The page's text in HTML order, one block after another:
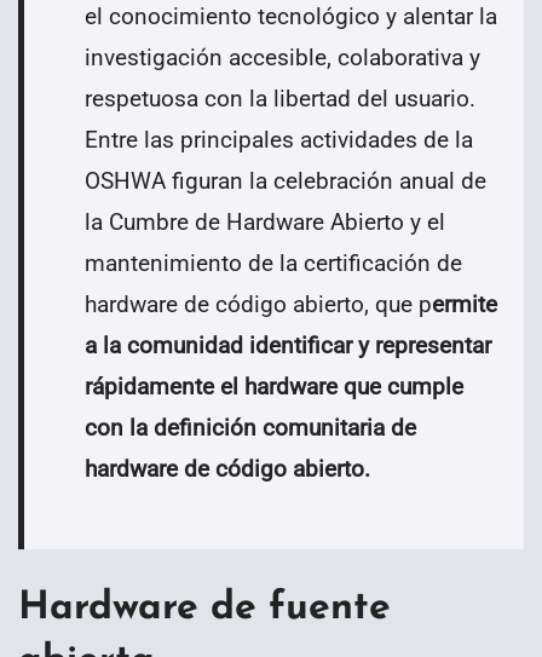
el conocimiento tecnológico y alentar la
investigación accesible, colaborativa y
respetuosa con la libertad del usuario.
Entre las principales actividades de la
OSHWA figuran la celebración anual de
la Cumbre de Hardware Abierto y el
mantenimiento de la certificación de
hardware de código abierto, que permite
a la comunidad identificar y representar
rápidamente el hardware que cumple
con la definición comunitaria de
hardware de código abierto.
Hardware de fuente